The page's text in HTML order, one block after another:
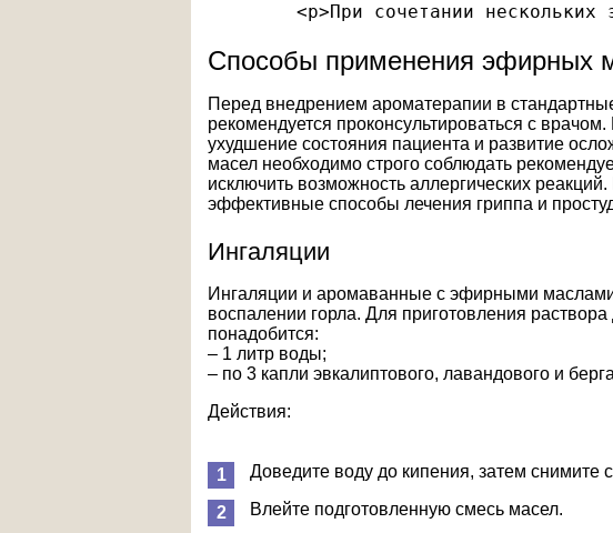
<p>При сочетании нескольких
Способы применения эфирных
Перед внедрением ароматерапии в
рекомендуется проконсультироваться с
ухудшение состояния пациента и развитие
масел необходимо строго соблюдать
исключить возможность аллергических
эффективные способы лечения гриппа и
Ингаляции
Ингаляции и аромаванные с эфирными
воспалении горла. Для приготовления
понадобится:
– 1 литр воды;
– по 3 капли эвкалиптового, лавандового и
Действия:
Доведите воду до кипения, затем снимите
Влейте подготовленную смесь масел.